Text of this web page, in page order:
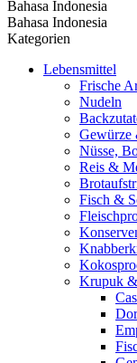
Bahasa Indonesia
Bahasa Indonesia
Kategorien
Lebensmittel
Frische
Nudeln
Gewürze
Nüsse,
Reis &
Fisch &
Krupuk